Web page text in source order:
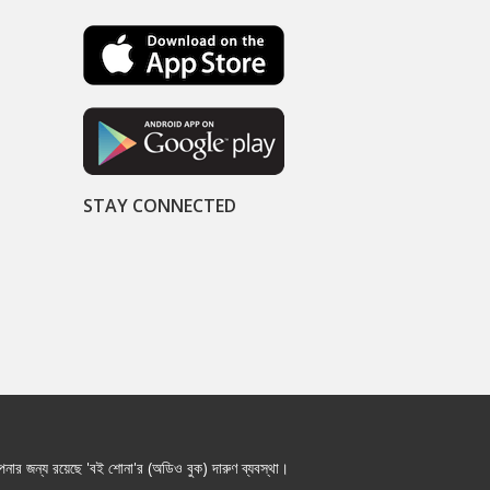
STAY CONNECTED
জন্য রয়েছে 'বই শোনা'র (অডিও বুক) দারুণ ব্যবস্থা।